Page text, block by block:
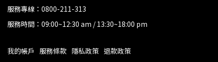
服務專線： 0800-211-313
服務時間：09:00~12:30 am / 13:30~18:00 pm
我的帳戶 服務條款 隱私政策 退款政策